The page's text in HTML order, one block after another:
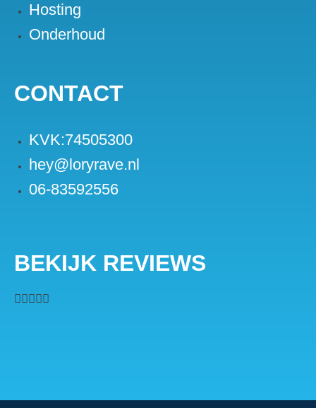
Hosting
Onderhoud
CONTACT
KVK:74505300
hey@loryrave.nl
06-83592556
BEKIJK REVIEWS
